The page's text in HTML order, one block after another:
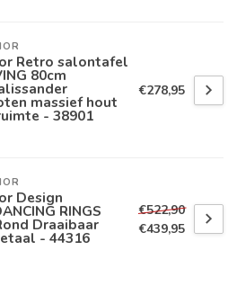
Retro salontafel
80cm
massief hout
- 38901
€278,95
Design
RINGS
Draaibaar
- 44316
€522,90
€439,95